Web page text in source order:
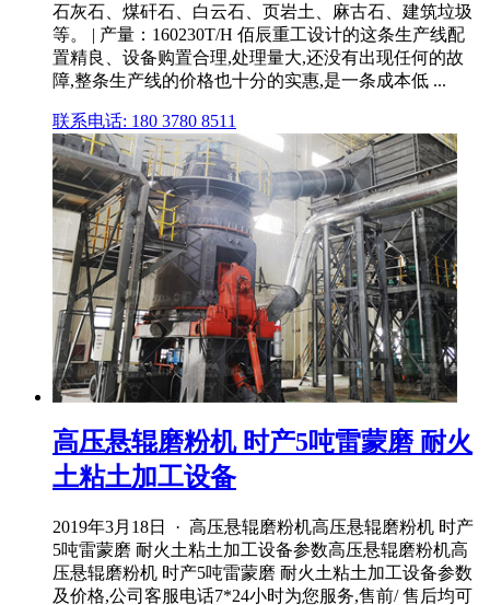
石灰石、煤矸石、白云石、页岩土、麻古石、建筑垃圾
等。 | 产量：160230T/H 佰辰重工设计的这条生产线配
置精良、设备购置合理,处理量大,还没有出现任何的故
障,整条生产线的价格也十分的实惠,是一条成本低 ...
联系电话: 180 3780 8511
高压悬辊磨粉机 时产5吨雷蒙磨 耐火
土粘土加工设备
2019年3月18日 · 高压悬辊磨粉机高压悬辊磨粉机 时产
5吨雷蒙磨 耐火土粘土加工设备参数高压悬辊磨粉机高
压悬辊磨粉机 时产5吨雷蒙磨 耐火土粘土加工设备参数
及价格,公司客服电话7*24小时为您服务,售前/ 售后均可